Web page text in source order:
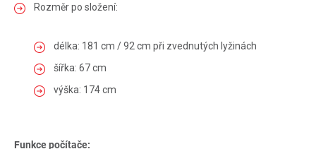
Rozměr po složení:
délka: 181 cm / 92 cm při zvednutých lyžinách
šířka: 67 cm
výška: 174 cm
Funkce počítače: